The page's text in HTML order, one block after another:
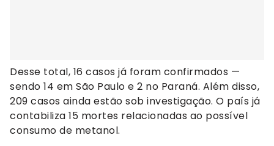
Desse total, 16 casos já foram confirmados —
sendo 14 em São Paulo e 2 no Paraná. Além disso,
209 casos ainda estão sob investigação. O país já
contabiliza 15 mortes relacionadas ao possível
consumo de metanol.